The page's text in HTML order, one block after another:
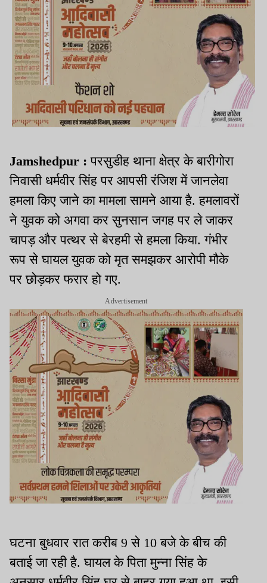
Jamshedpur :परसुडीह थाना क्षेत्र के बारीगोरा
निवासी धर्मवीर सिंह पर आपसी रंजिश में जानलेवा
हमला किए जाने का मामला सामने आया है. हमलावरों
ने युवक को अगवा कर सुनसान जगह पर ले जाकर
चापड़ और पत्थर से बेरहमी से हमला किया. गंभीर
रूप से घायल युवक को मृत समझकर आरोपी मौके
पर छोड़कर फरार हो गए.
Advertisement
घटना बुधवार रात करीब 9 से 10 बजे के बीच की
बताई जा रही है. घायल के पिता मुन्ना सिंह के